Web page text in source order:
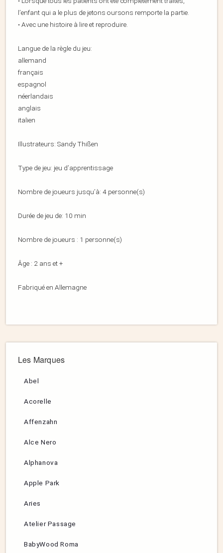
l’enfant qui a le plus de jetons oursons remporte la partie.
• Avec une histoire à lire et reproduire.
Langue de la règle du jeu:
allemand
français
espagnol
néerlandais
anglais
italien
Illustrateurs: Sandy Thißen
Type de jeu: jeu d’apprentissage
Nombre de joueurs jusqu’à: 4 personne(s)
Durée de jeu de: 10 min
Nombre de joueurs : 1 personne(s)
Âge : 2 ans et +
Fabriqué en Allemagne
Les Marques
Abel
Acorelle
Affenzahn
Alce Nero
Alphanova
Apple Park
Aries
Atelier Passage
BabyWood Roma